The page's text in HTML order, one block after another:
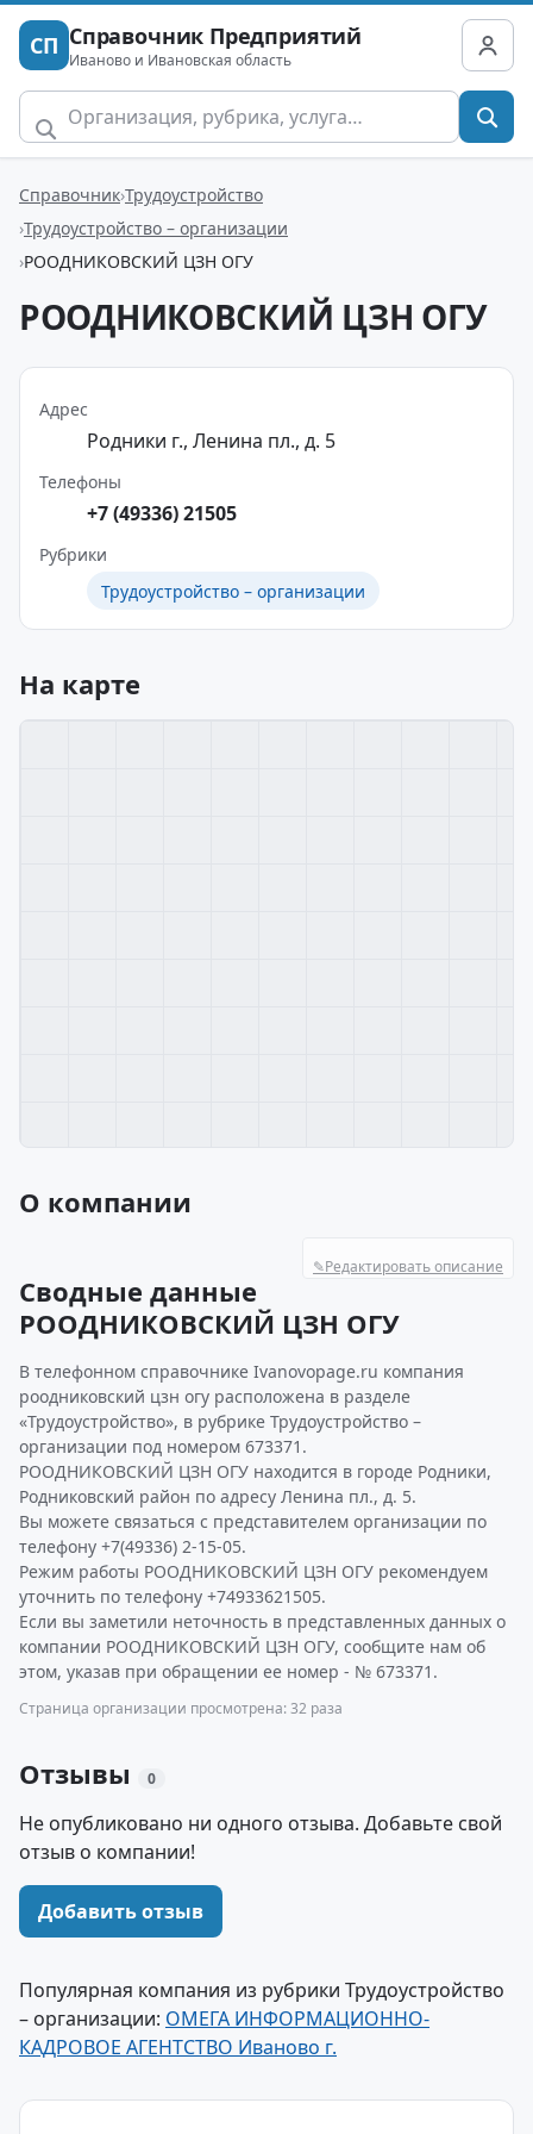
СП Справочник Предприятий
Иваново и Ивановская область
Справочник Трудоустройство
Трудоустройство – организации
РООДНИКОВСКИЙ ЦЗН ОГУ
РООДНИКОВСКИЙ ЦЗН ОГУ
Адрес
Родники г., Ленина пл., д. 5
Телефоны
+7 (49336) 21505
Рубрики
Трудоустройство – организации
На карте
О компании
✎Редактировать описание
Сводные данные
РООДНИКОВСКИЙ ЦЗН ОГУ
В телефонном справочнике Ivanovopage.ru компания
роодниковский цзн огу расположена в разделе
«Трудоустройство», в рубрике Трудоустройство –
организации под номером 673371.
РООДНИКОВСКИЙ ЦЗН ОГУ находится в городе Родники,
Родниковский район по адресу Ленина пл., д. 5.
Вы можете связаться с представителем организации по
телефону +7(49336) 2-15-05.
Режим работы РООДНИКОВСКИЙ ЦЗН ОГУ рекомендуем
уточнить по телефону +74933621505.
Если вы заметили неточность в представленных данных о
компании РООДНИКОВСКИЙ ЦЗН ОГУ, сообщите нам об
этом, указав при обращении ее номер - № 673371.
Страница организации просмотрена: 32 раза
Отзывы 0
Не опубликовано ни одного отзыва. Добавьте свой
отзыв о компании!
Добавить отзыв
Популярная компания из рубрики Трудоустройство
– организации: ОМЕГА ИНФОРМАЦИОННО-
КАДРОВОЕ АГЕНТСТВО Иваново г.